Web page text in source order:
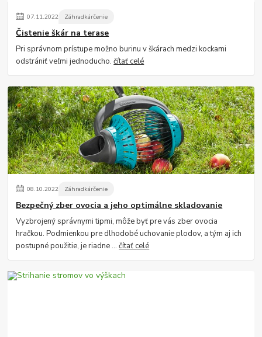
07.11.2022 Záhradkárčenie
Čistenie škár na terase
Pri správnom prístupe možno burinu v škárach medzi kockami
odstrániť veľmi jednoducho.čítať celé
08.10.2022 Záhradkárčenie
Bezpečný zber ovocia a jeho optimálne skladovanie
Vyzbrojený správnymi tipmi, môže byť pre vás zber ovocia
hračkou. Podmienkou pre dlhodobé uchovanie plodov, a tým aj ich
postupné použitie, je riadne ...čítať celé